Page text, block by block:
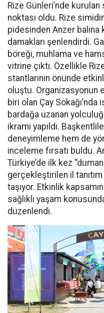
Rize Günleri’nde
noktası oldu. Rize
pidesinden Anzer
damakları şenlendirdi.
böreği, muhlama ve
vitrine çıktı. Özellikle
stantlarının önünde
oluştu. Organizasyonun
biri olan Çay
bardağa uzanan
ikramı yapıldı.
deneyimleme hem de
inceleme fırsatı buldu.
Türkiye’de ilk kez
gerçekleştirilen il
taşıyor. Etkinlik
sağlıklı yaşam
düzenlendi.